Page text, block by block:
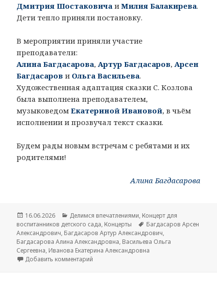
Дмитрия Шостаковича иМилия Балакирева.
Дети тепло приняли постановку.
В мероприятии приняли участие
преподаватели:
Алина Багдасарова,Артур Багдасаров,Арсен
Багдасаров и Ольга Васильева.
Художественная адаптация сказки С. Козлова
была выполнена преподавателем,
музыковедомЕкатериной Ивановой, в чьём
исполнении и прозвучал текст сказки.
Будем рады новым встречам с ребятами и их
родителями!
Алина Багдасарова
Опубликовано
16.06.2026 Рубрики
Делимся впечатлениями, Концерт для
воспитанников детского сада, Концерты Метки
Багдасаров Арсен
Александрович, Багдасаров Артур Александрович,
Багдасарова Алина Александровна, Васильева Ольга
Сергеевна, Иванова Екатерина Александровна
Добавить комментарий